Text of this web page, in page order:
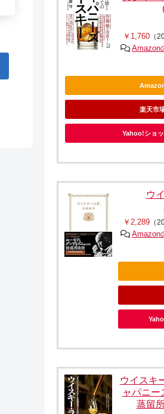
￥1,760 （
Amazon
楽天市
Yahoo!ショ
ウ
￥2,289 （
Amazon
ウイスキ
ャパニー
蒸留